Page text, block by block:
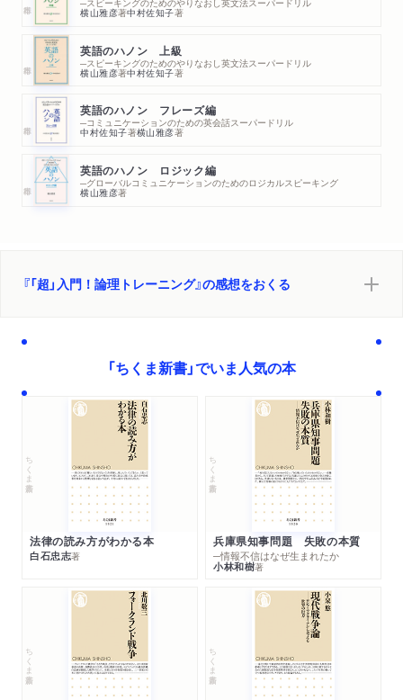
横山雅彦著中村佐知子著
英語のハノン 上級
─スピーキングのためのやりなおし英文法スーパードリル
横山雅彦著中村佐知子著
英語のハノン フレーズ編
─コミュニケーションのための英会話スーパードリル
中村佐知子著横山雅彦著
英語のハノン ロジック編
─グローバルコミュニケーションのためのロジカルスピーキング
横山雅彦著
『「超」入門！論理トレーニング』の感想をおくる
「ちくま新書」でいま人気の本
ちくま新書
法律の読み方がわかる本
白石忠志著
ちくま新書
兵庫県知事問題 失敗の本質
─情報不信はなぜ生まれたか
小林和樹著
ちくま新書 ちくま新書